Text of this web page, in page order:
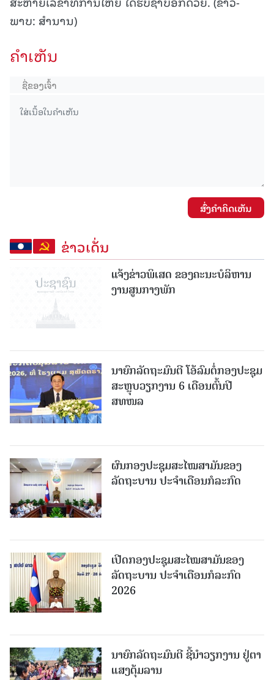
ພາບ: ສຳນານ)
ຄໍາເຫັນ
ສົ່ງຄໍາຄິດເຫັນ
ຂ່າວເດັ່ນ
ແຈ້ງຂ່າວພິເສດ ຂອງຄະນະບໍລິຫານ
ງານສູນກາງພັກ
ນາຍົກລັດຖະມົນຕີ ໂອ້ລົມຕໍ່ກອງປະຊຸມ
ສະຫຼຸບວຽກງານ 6 ເດືອນຕົ້ນປີ
ສທໜລ
ຜົນກອງປະຊຸມສະໄໝສາມັນຂອງ
ລັດຖະບານ ປະຈຳເດືອນກໍລະກົດ
ເປີດກອງປະຊຸມສະໄໝສາມັນຂອງ
ລັດຖະບານ ປະຈໍາເດືອນກໍລະກົດ
2026
ນາຍົກລັດຖະມົນຕີ ຊີ້ນຳວຽກງານ ຢູ່ຕາ
ແສງຕຸ້ມລານ